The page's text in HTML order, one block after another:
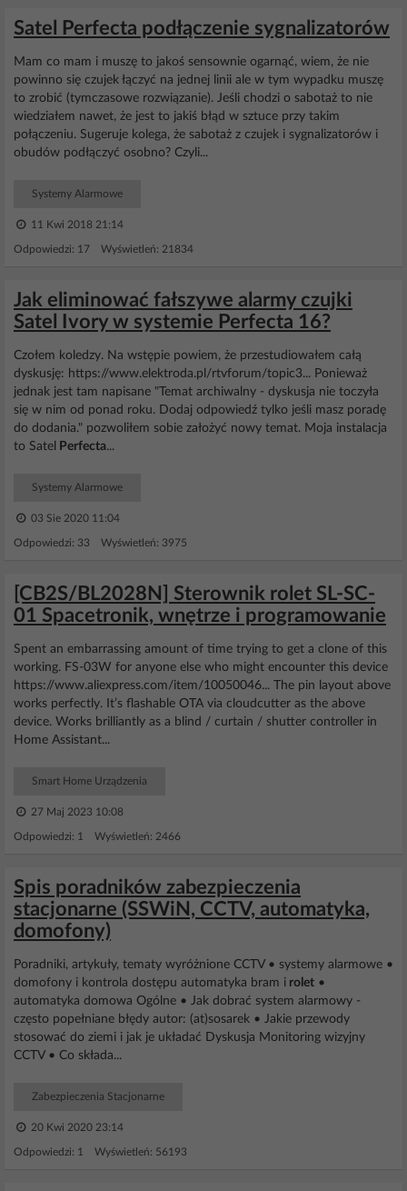
Satel Perfecta podłączenie sygnalizatorów
Mam co mam i muszę to jakoś sensownie ogarnąć, wiem, że nie
powinno się czujek łączyć na jednej linii ale w tym wypadku muszę
to zrobić (tymczasowe rozwiązanie). Jeśli chodzi o sabotaż to nie
wiedziałem nawet, że jest to jakiś błąd w sztuce przy takim
połączeniu. Sugeruje kolega, że sabotaż z czujek i sygnalizatorów i
obudów podłączyć osobno? Czyli...
Systemy Alarmowe
11 Kwi 2018 21:14
Odpowiedzi: 17 Wyświetleń: 21834
Jak eliminować fałszywe alarmy czujki
Satel Ivory w systemie Perfecta 16?
Czołem koledzy. Na wstępie powiem, że przestudiowałem całą
dyskusję: https://www.elektroda.pl/rtvforum/topic3... Ponieważ
jednak jest tam napisane "Temat archiwalny - dyskusja nie toczyła
się w nim od ponad roku. Dodaj odpowiedź tylko jeśli masz poradę
do dodania." pozwoliłem sobie założyć nowy temat. Moja instalacja
to Satel
Perfecta...
Systemy Alarmowe
03 Sie 2020 11:04
Odpowiedzi: 33 Wyświetleń: 3975
[CB2S/BL2028N] Sterownik rolet SL-SC-
01 Spacetronik, wnętrze i programowanie
Spent an embarrassing amount of time trying to get a clone of this
working. FS-03W for anyone else who might encounter this device
https://www.aliexpress.com/item/10050046... The pin layout above
works perfectly. It’s flashable OTA via cloudcutter as the above
device. Works brilliantly as a blind / curtain / shutter controller in
Home Assistant...
Smart Home Urządzenia
27 Maj 2023 10:08
Odpowiedzi: 1 Wyświetleń: 2466
Spis poradników zabezpieczenia
stacjonarne (SSWiN, CCTV, automatyka,
domofony)
Poradniki, artykuły, tematy wyróżnione CCTV • systemy alarmowe •
domofony i kontrola dostępu automatyka bram i rolet •
automatyka domowa Ogólne • Jak dobrać system alarmowy -
często popełniane błędy autor: (at)sosarek • Jakie przewody
stosować do ziemi i jak je układać Dyskusja Monitoring wizyjny
CCTV • Co składa...
Zabezpieczenia Stacjonarne
20 Kwi 2020 23:14
Odpowiedzi: 1 Wyświetleń: 56193